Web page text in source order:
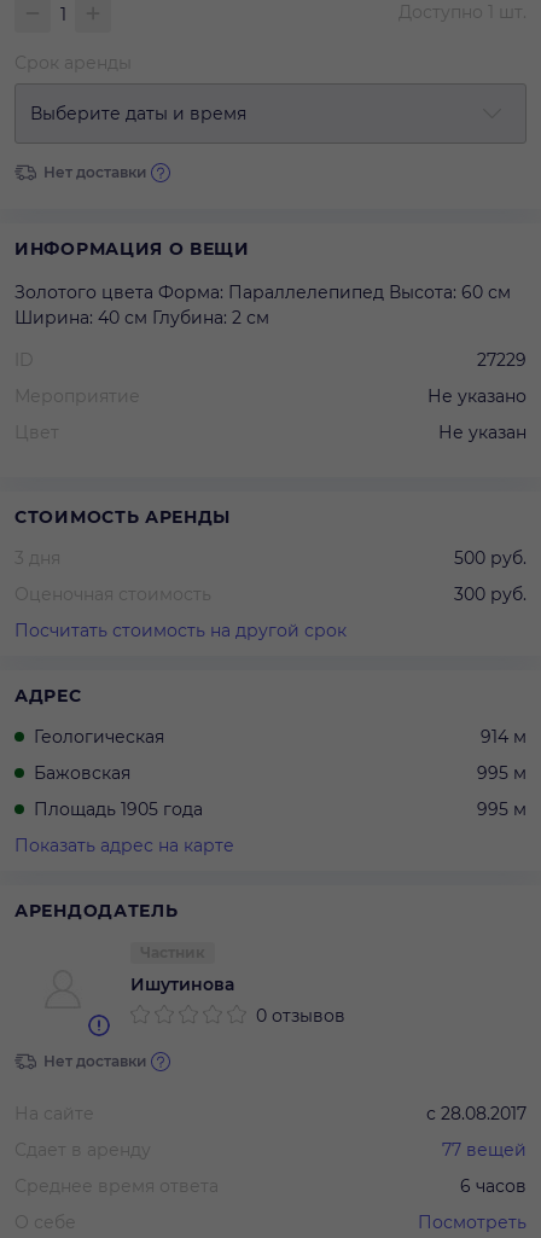
Доступно 1 шт.
Срок аренды
Выберите даты и время
Нет доставки
ИНФОРМАЦИЯ О ВЕЩИ
Золотого цвета Форма: Параллелепипед Высота: 60 см
Ширина: 40 см Глубина: 2 см
ID
27229
Мероприятие
Не указано
Цвет
Не указан
СТОИМОСТЬ АРЕНДЫ
3 дня
500 руб.
Оценочная стоимость
300 руб.
Посчитать стоимость на другой срок
АДРЕС
Геологическая
914 м
Бажовская
995 м
Площадь 1905 года
995 м
Показать адрес на карте
АРЕНДОДАТЕЛЬ
Ишутинова
0 отзывов
Нет доставки
На сайте с 28.08.2017
Сдает в аренду
77 вещей
Среднее время ответа
6 часов
О себе
Посмотреть